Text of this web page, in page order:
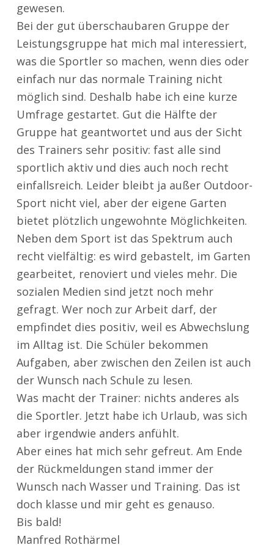
gewesen.
Bei der gut überschaubaren Gruppe der
Leistungsgruppe hat mich mal interessiert,
was die Sportler so machen, wenn dies oder
einfach nur das normale Training nicht
möglich sind. Deshalb habe ich eine kurze
Umfrage gestartet. Gut die Hälfte der
Gruppe hat geantwortet und aus der Sicht
des Trainers sehr positiv: fast alle sind
sportlich aktiv und dies auch noch recht
einfallsreich. Leider bleibt ja außer Outdoor-
Sport nicht viel, aber der eigene Garten
bietet plötzlich ungewohnte Möglichkeiten.
Neben dem Sport ist das Spektrum auch
recht vielfältig: es wird gebastelt, im Garten
gearbeitet, renoviert und vieles mehr. Die
sozialen Medien sind jetzt noch mehr
gefragt. Wer noch zur Arbeit darf, der
empfindet dies positiv, weil es Abwechslung
im Alltag ist. Die Schüler bekommen
Aufgaben, aber zwischen den Zeilen ist auch
der Wunsch nach Schule zu lesen.
Was macht der Trainer: nichts anderes als
die Sportler. Jetzt habe ich Urlaub, was sich
aber irgendwie anders anfühlt.
Aber eines hat mich sehr gefreut. Am Ende
der Rückmeldungen stand immer der
Wunsch nach Wasser und Training. Das ist
doch klasse und mir geht es genauso.
Bis bald!
Manfred Rothärmel